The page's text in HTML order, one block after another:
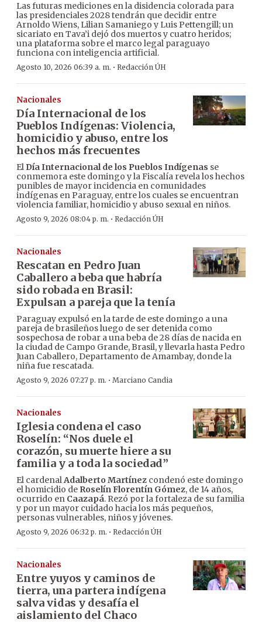
Las futuras mediciones en la disidencia colorada para
las presidenciales 2028 tendrán que decidir entre
Arnoldo Wiens, Lilian Samaniego y Luis Pettengill; un
sicariato en Tava’i dejó dos muertos y cuatro heridos;
una plataforma sobre el marco legal paraguayo
funciona con inteligencia artificial.
Agosto 10, 2026 06:39 a. m. · Redacción ÚH
Nacionales
Día Internacional de los
Pueblos Indígenas: Violencia,
homicidio y abuso, entre los
hechos más frecuentes
El Día Internacional de los Pueblos Indígenas se
conmemora este domingo y la Fiscalía revela los hechos
punibles de mayor incidencia en comunidades
indígenas en Paraguay, entre los cuales se encuentran
violencia familiar, homicidio y abuso sexual en niños.
Agosto 9, 2026 08:04 p. m. · Redacción ÚH
Nacionales
Rescatan en Pedro Juan
Caballero a beba que habría
sido robada en Brasil:
Expulsan a pareja que la tenía
Paraguay expulsó en la tarde de este domingo a una
pareja de brasileños luego de ser detenida como
sospechosa de robar a una beba de 28 días de nacida en
la ciudad de Campo Grande, Brasil, y llevarla hasta Pedro
Juan Caballero, Departamento de Amambay, donde la
niña fue rescatada.
Agosto 9, 2026 07:27 p. m. · Marciano Candia
Nacionales
Iglesia condena el caso
Roselín: “Nos duele el
corazón, su muerte hiere a su
familia y a toda la sociedad”
El cardenalAdalberto Martínez condenó este domingo
el homicidio de Roselín Florentín Gómez, de 14 años,
ocurrido en Caazapá. Rezó por la fortaleza de su familia
y por un mayor cuidado hacia los más pequeños,
personas vulnerables, niños y jóvenes.
Agosto 9, 2026 06:32 p. m. · Redacción ÚH
Nacionales
Entre yuyos y caminos de
tierra, una partera indígena
salva vidas y desafía el
aislamiento del Chaco